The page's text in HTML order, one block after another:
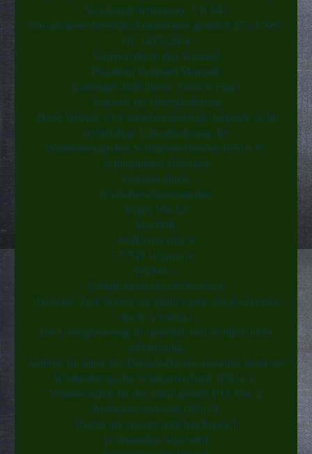
Vereinsregisternummer: VR 643
Umsatzsteuer-Identifikationsnummer gemäß § 27 a UStG:
DE 145792864
Vertreten durch den Vorstand
Präsident: Reinhard Mangold
Landesgeschäftsführer: Andreas Fugel
Angaben zur Untergliederung
Diese Website wird betrieben durch die folgende nicht
rechtsfähige Untergliederung des
Württembergischen Schützenverbandes 1850 e.V.:
Schützenkreis Öhringen
Vertreten durch:
Kreisoberschützenmeister
Jürgen Wacker
Anschrift:
Walklensweiler 8
71543 Wüstenrot
Telefon: --
E-Mail: kosm-sk-oehrÄweb.de
(Hinweis: Zum Schutz vor Spam wurde das @-Zeichen
durch Ä ersetzt.)
Die Untergliederung ist steuerlich und rechtlich nicht
selbstständig.
Anbieter im Sinne des Digitale-Dienste-Gesetzes bleibt der
Württembergische Schützenverband 1850 e.V.
Verantwortlich für den Inhalt gemäß § 18 Abs. 2
Medienstaatsvertrag (MStV)
[Name der verantwortlichen Person]
[vollständige Anschrift]